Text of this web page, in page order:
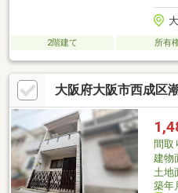
2階建て 所有
大阪府大阪市西成区
間取
建物
土地
築年